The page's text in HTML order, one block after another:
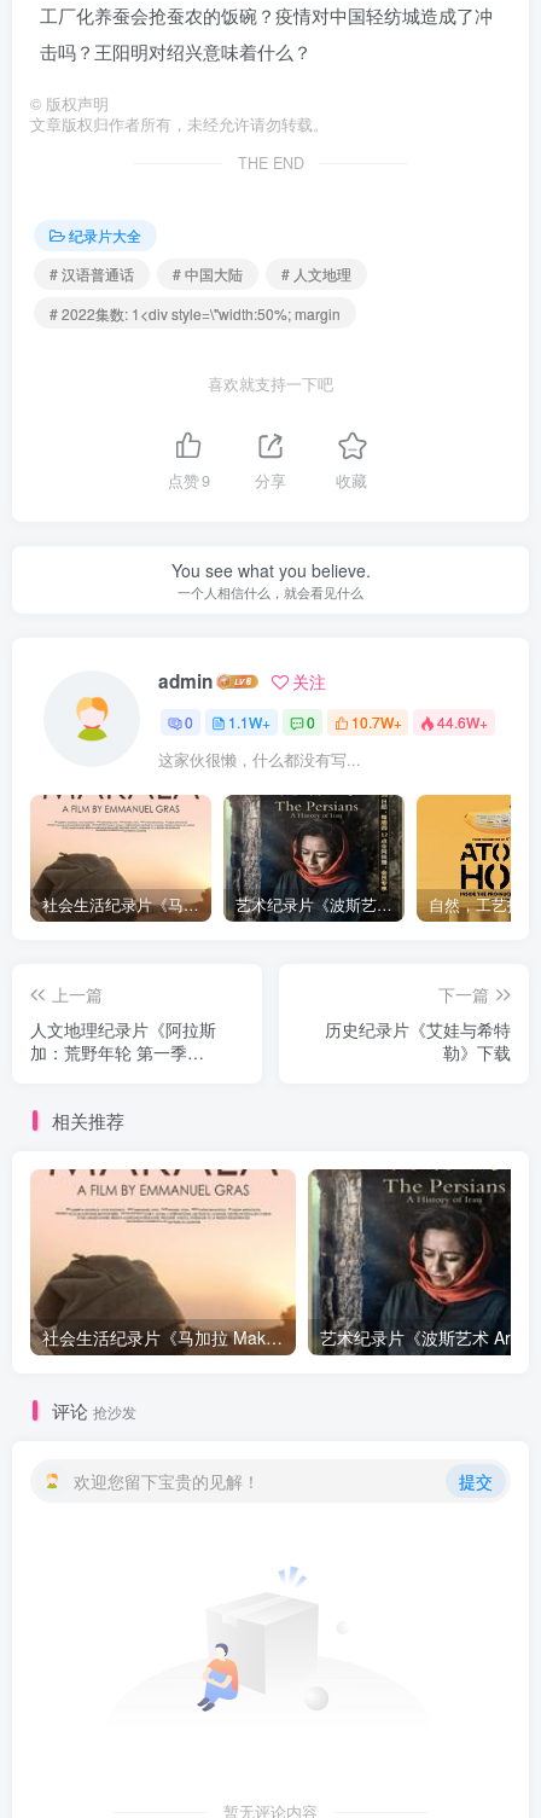
工厂化养蚕会抢蚕农的饭碗？疫情对中国轻纺城造成了冲
击吗？王阳明对绍兴意味着什么？
© 版权声明
文章版权归作者所有，未经允许请勿转载。
THE END
纪录片大全
# 汉语普通话
# 中国大陆
# 人文地理
# 2022集数: 1<div style=\"width:50%; margin
喜欢就支持一下吧
点赞9 分享 收藏
You see what you believe.
一个人相信什么，就会看见什么
admin 关注
0 1.1W+ 0 10.7W+ 44.6W+
这家伙很懒，什么都没有写...
社会生活纪录片《马加拉 Makala》下载 艺术纪录片《波斯艺术 Art of Persia》下载
上一篇
人文地理纪录片《阿拉斯
加：荒野年轮 第一季
下一篇
历史纪录片《艾娃与希特
勒》下载
相关推荐
社会生活纪录片《马加拉 Makala》下载
评论 抢沙发
欢迎您留下宝贵的见解！ 提交
暂无评论内容